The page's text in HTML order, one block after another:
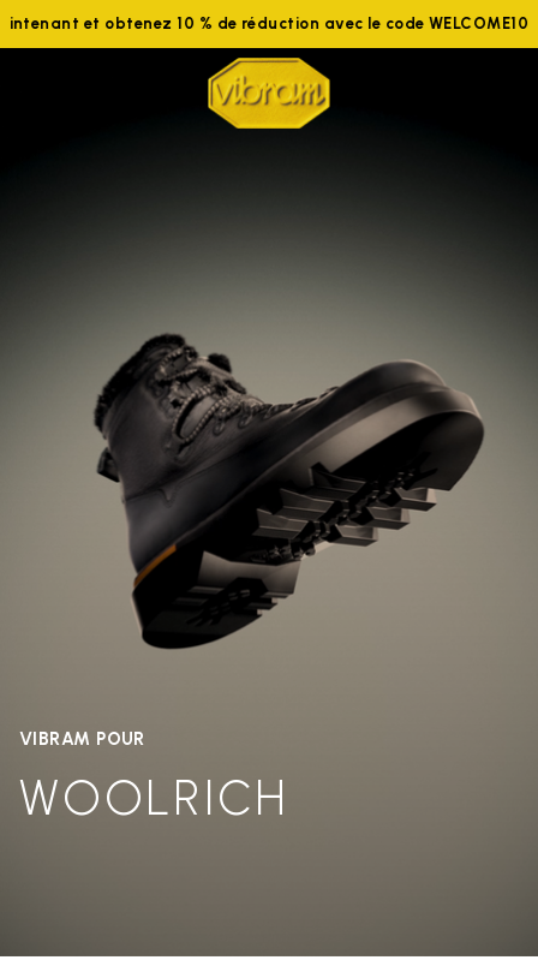
nous maintenant et obtenez 10 % de réduction avec le code
VIBRAM POUR
WOOLRICH